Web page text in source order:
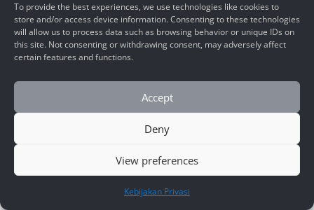
To provide the best experiences, we use technologies like cookies to
store and/or access device information. Consenting to these technologies
will allow us to process data such as browsing behavior or unique IDs on
this site. Not consenting or withdrawing consent, may adversely affect
certain features and functions.
Accept
Deny
View preferences
Kebijakan Privasi
API dengan contoh kodeyang
komprehensif, ARSA Face Recognition &
Liveness API adalah solusi ideal bagi
developer yang ingin mengintegrasikan
kemampuan pengenalan wajah canggih
ke dalam aplikasi mereka. Baik untuk
pencegahan penipuan, API ini
menawarkan kecepatan, akurasi, dan
HUBUNGI KAMI